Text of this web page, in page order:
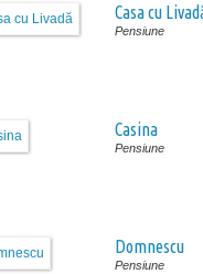
Casa cu
Pensiune
Casina
Pensiune
Domnescu
Pensiune